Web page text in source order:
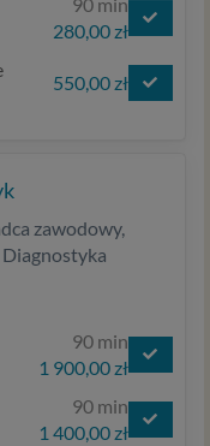
280,00 zł
550,00 zł
zawodowy,
Diagnostyka
90 min
1 900,00 zł
90 min
1 400,00 zł